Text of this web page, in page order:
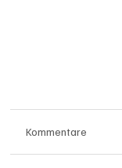
Kommentare